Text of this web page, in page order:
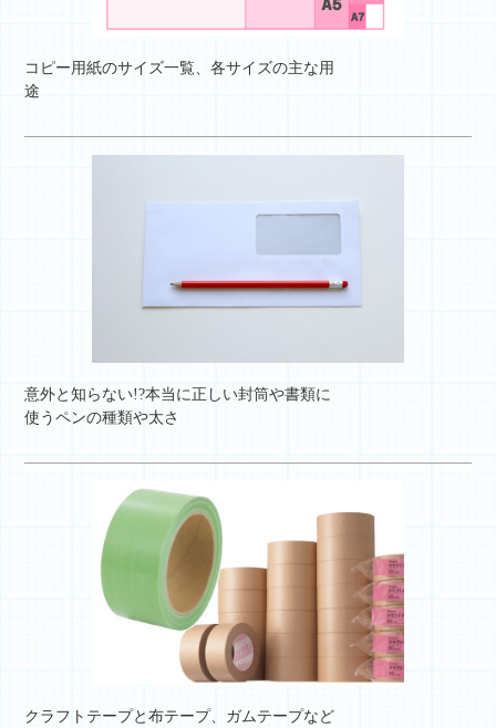
コピー用紙のサイズ一覧、各サイズの主な用
途
意外と知らない!?本当に正しい封筒や書類に
使うペンの種類や太さ
クラフトテープと布テープ、ガムテープなど